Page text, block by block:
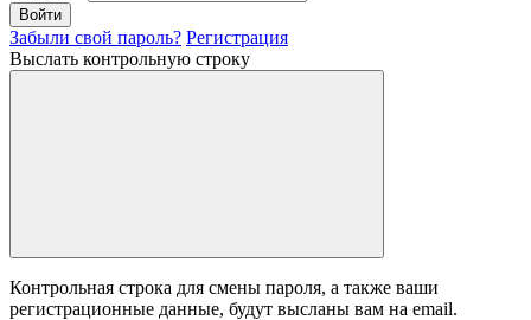
Войти
Забыли свой пароль? Регистрация
Выслать контрольную строку
Контрольная строка для смены пароля, а также ваши
регистрационные данные, будут высланы вам на email.